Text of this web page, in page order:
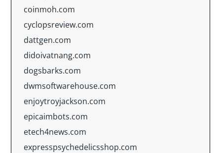
coinmoh.com
cyclopsreview.com
dattgen.com
didoivatnang.com
dogsbarks.com
dwmsoftwarehouse.com
enjoytroyjackson.com
epicaimbots.com
etech4news.com
expresspsychedelicsshop.com